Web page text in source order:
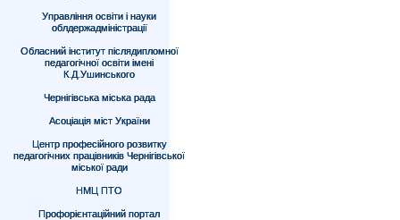
Управління освіти і науки
облдержадміністрації
Обласний інститут післядипломної
педагогічної освіти імені
К.Д.Ушинського
Чернігівська міська рада
Асоціація міст України
Центр професійного розвитку
педагогічних працівників Чернігівської
міської ради
НМЦ ПТО
Профорієнтаційний портал